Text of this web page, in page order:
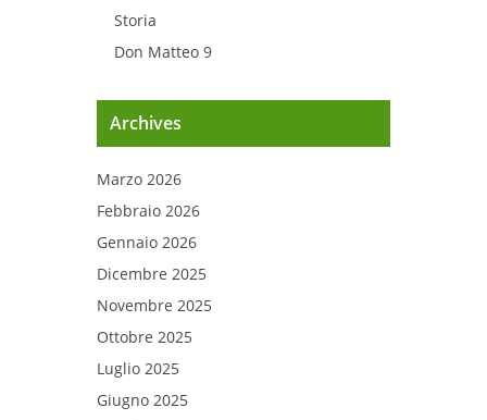
Storia
Don Matteo 9
Archives
Marzo 2026
Febbraio 2026
Gennaio 2026
Dicembre 2025
Novembre 2025
Ottobre 2025
Luglio 2025
Giugno 2025